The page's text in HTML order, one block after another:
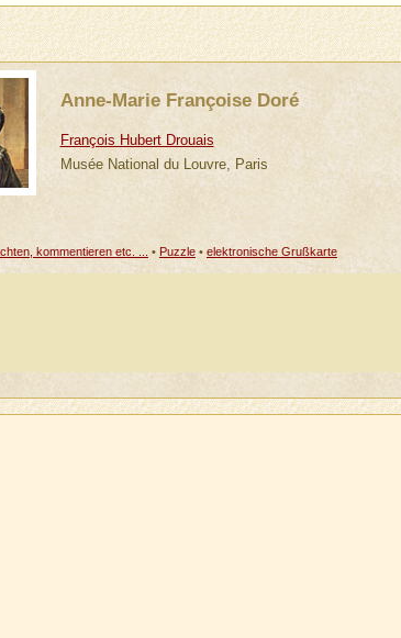
Anne-Marie Françoise Doré
François Hubert Drouais
Musée National du Louvre, Paris
kommentieren etc. ...
• Puzzle• elektronische Grußkarte